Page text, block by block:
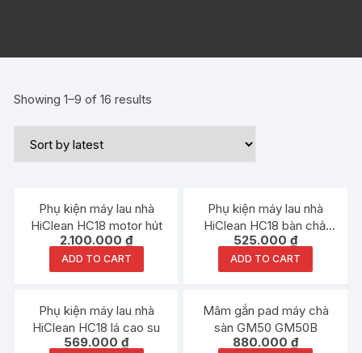
Showing 1–9 of 16 results
Phụ kiện máy lau nhà
HiClean HC18 motor hút
2.100.000₫
ADD TO CART
Phụ kiện máy lau nhà
HiClean HC18 bàn chải
chà sàn
525.000₫
ADD TO CART
Phụ kiện máy lau nhà
HiClean HC18 lá cao su
569.000₫
Mâm gắn pad máy chà
sàn GM50 GM50B
880.000₫